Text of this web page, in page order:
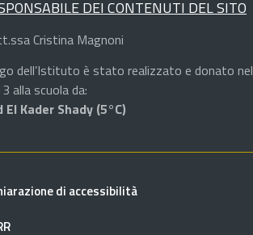
DEI CONTENUTI DEL SITO
Cristina Magnoni
dell’Istituto è stato realizzato e donato nel
alla scuola da:
El Kader Shady (5°C)
di accessibilità